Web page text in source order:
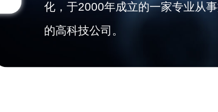
化，于2000年成立的一家专业从
的高科技公司。